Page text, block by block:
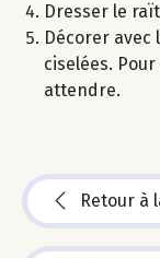
Dresser le
Décorer avec
ciselées.
attendre.
Retour à